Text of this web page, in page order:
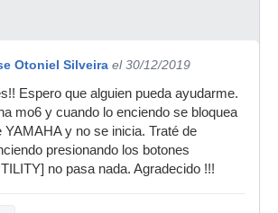
Otoniel Silveira el 30/12/2019
Espero que alguien pueda ayudarme.
mo6 y cuando lo enciendo se bloquea
YAMAHA y no se inicia. Traté de
presionando los botones
no pasa nada. Agradecido !!!